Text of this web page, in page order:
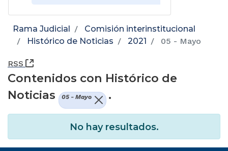
Rama Judicial
Comisión interinstitucional
Histórico de Noticias
2021 05 - Mayo
RSS (Abre una nueva ventana)
Contenidos con Histórico de
Noticias
05 - Mayo .
No hay resultados.